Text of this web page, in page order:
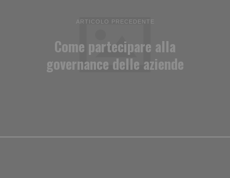
ARTICOLO PRECEDENTE
Come partecipare alla
governance delle aziende